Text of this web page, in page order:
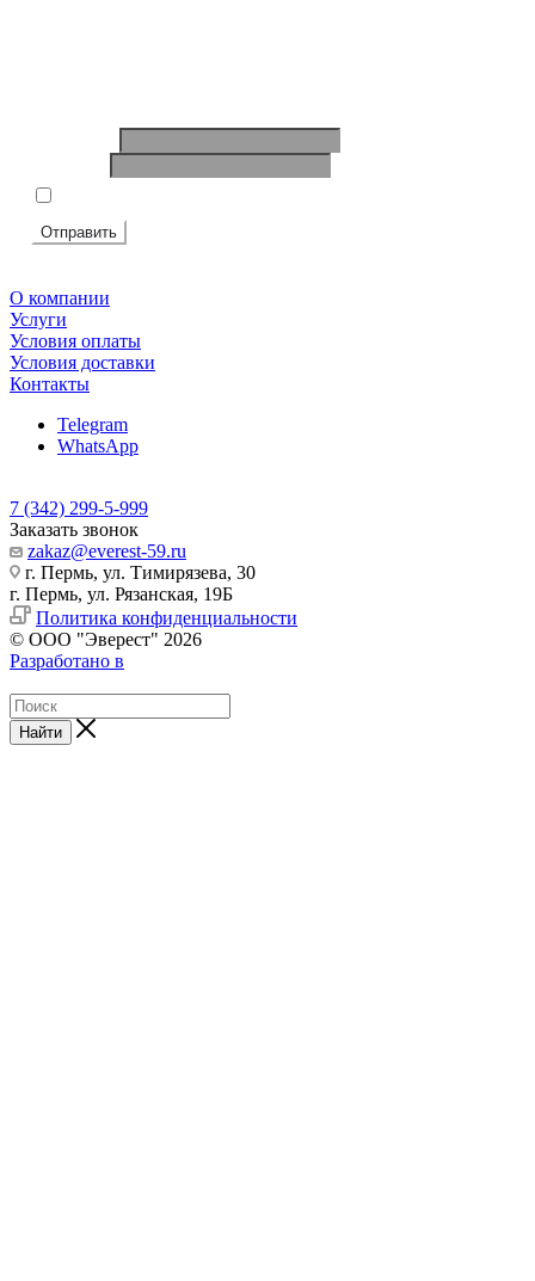
Отправить
О компании
Услуги
Условия оплаты
Условия доставки
Контакты
Telegram
WhatsApp
7 (342) 299-5-999
Заказать звонок
zakaz@everest-59.ru
г. Пермь, ул. Тимирязева, 30
г. Пермь, ул. Рязанская, 19Б
Политика конфиденциальности
© ООО "Эверест" 2026
Разработано в
Найти